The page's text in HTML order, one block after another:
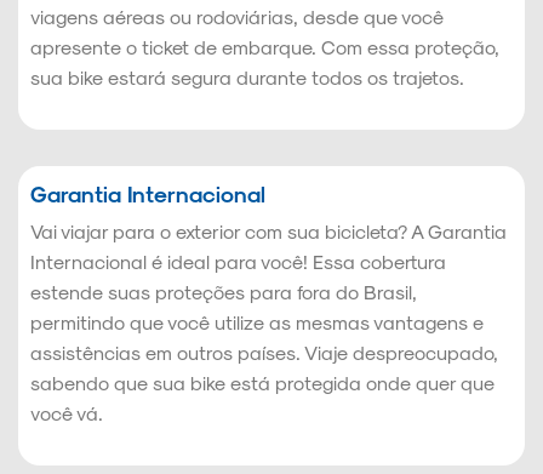
viagens aéreas ou rodoviárias, desde que você
apresente o ticket de embarque. Com essa proteção,
sua bike estará segura durante todos os trajetos.
Garantia Internacional
Vai viajar para o exterior com sua bicicleta? A Garantia
Internacional é ideal para você! Essa cobertura
estende suas proteções para fora do Brasil,
permitindo que você utilize as mesmas vantagens e
assistências em outros países. Viaje despreocupado,
sabendo que sua bike está protegida onde quer que
você vá.